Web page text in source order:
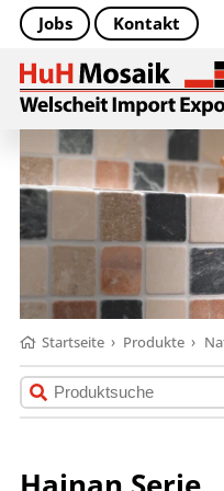
Jobs Kontakt
Startseite › Produkte ›